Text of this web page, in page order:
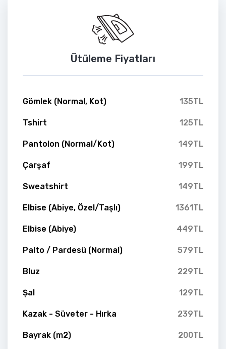
Ütüleme Fiyatları
Gömlek (Normal, Kot) 135TL
Tshirt 125TL
Pantolon (Normal/Kot) 149TL
Çarşaf 199TL
Sweatshirt 149TL
Elbise (Abiye, Özel/Taşlı) 1361TL
Elbise (Abiye) 449TL
Palto / Pardesü (Normal) 579TL
Bluz 229TL
Şal 129TL
Kazak - Süveter - Hırka 239TL
Bayrak (m2) 200TL